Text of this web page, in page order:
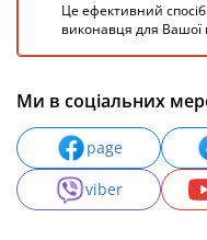
Це ефективний
виконавця для
Ми в соціальних
page
viber